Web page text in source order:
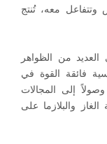
معه، تُنتج
من الظواهر
فائقة القوة في
إلى المجالات
والبلازما على